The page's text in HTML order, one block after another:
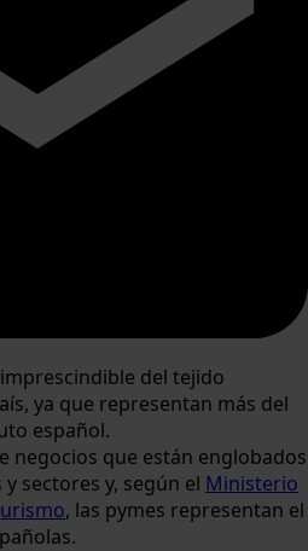
del tejido
ya que representan más del
español.
negocios que están englobados
sectores y, según el Ministerio
, las pymes representan el